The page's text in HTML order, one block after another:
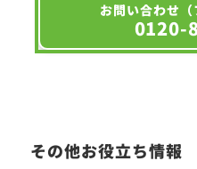
お問い合わせ（
0120-
その他お役立ち情報